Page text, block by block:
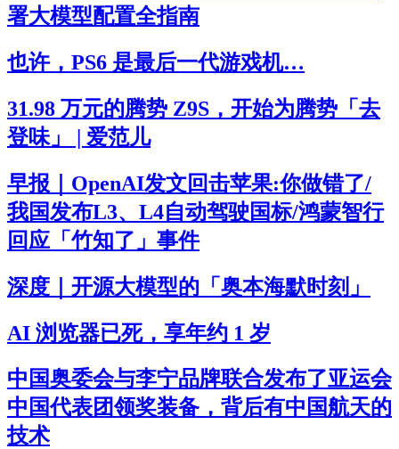
署大模型配置全指南
也许，PS6 是最后一代游戏机…
31.98 万元的腾势 Z9S，开始为腾势「去
登味」 | 爱范儿
早报｜OpenAI发文回击苹果:你做错了/
我国发布L3、L4自动驾驶国标/鸿蒙智行
回应「竹知了」事件
深度｜开源大模型的「奥本海默时刻」
AI 浏览器已死，享年约 1 岁
中国奥委会与李宁品牌联合发布了亚运会
中国代表团领奖装备，背后有中国航天的
技术